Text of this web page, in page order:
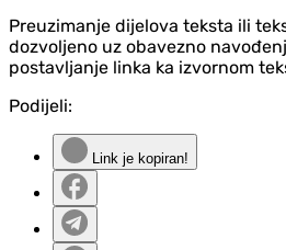
Preuzimanje dijelova teksta ili
dozvoljeno uz obavezno
postavljanje linka ka izvornom
Podijeli:
Link je kopiran!